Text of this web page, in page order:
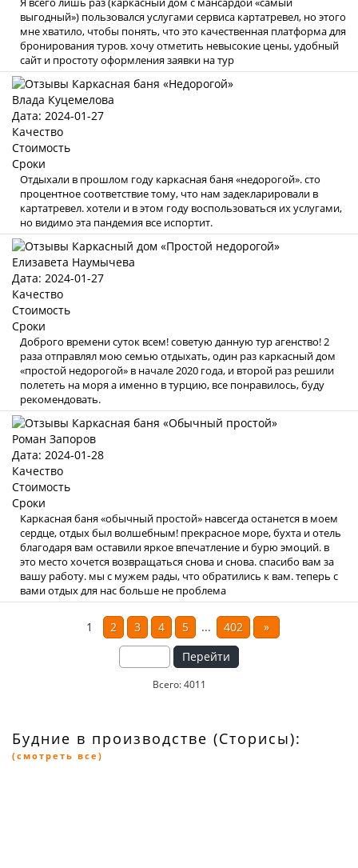
выгодный») пользовался услугами сервиса картатревел, но этого
мне хватило, чтобы понять, что это качественная платформа для
бронирования туров. хочу отметить невысокие цены, удобный
сайт и простоту оформления заявки на тур
Влада Куцемелова
Дата: 2024-01-27
Качество
Стоимость
Сроки
Отдыхали в прошлом году каркасная баня «недорогой». сто
процентное соответствие тому, что нам задекларировали в
картатревел. хотели и в этом году воспользоваться их услугами,
но видимо эта пандемия все испортит.
Елизавета Наумычева
Дата: 2024-01-27
Качество
Стоимость
Сроки
Доброго времени суток всем! советую данную тур агенство! 2
раза отправлял мою семью отдыхать, один раз каркасный дом
«простой недорогой» в начале 2020 года, и второй раз решили
полететь на моря а именно в турцию, все понравилось, буду
рекомендовать.
Роман Запоров
Дата: 2024-01-28
Качество
Стоимость
Сроки
Каркасная баня «обычный простой» навсегда останется в моем
сердце, отдых был волшебным! прекрасное море, бухта и отель
благодаря вам оставили яркое впечатление и бурю эмоций. в
это место хочется возвращаться снова и снова. спасибо вам за
вашу работу. мы с мужем рады, что обратились к вам. теперь с
вами отдых для нас больше не проблема
1 2 3 4 5 ... 402
»
Перейти
Всего: 4011
Будние в производстве (Сторисы):
(смотреть все)